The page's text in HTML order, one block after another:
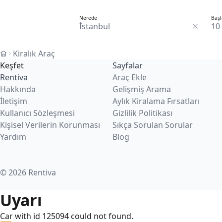
Nerede
Kiralık Araç
Keşfet
Rentiva
Hakkında
İletişim
Kullanıcı Sözleşmesi
Kişisel Verilerin Korunması
Yardım
Sayfalar
Araç Ekle
Gelişmiş Arama
Aylık Kiralama Fırsatları
Gizlilik Politikası
Sıkça Sorulan Sorular
Blog
© 2026 Rentiva
Uyarı
Car with id 125094 could not found.